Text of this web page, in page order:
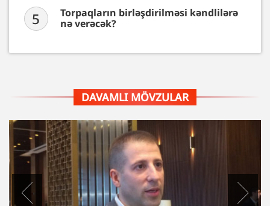
5
Torpaqların birləşdirilməsi kəndlilərə
nə verəcək?
DAVAMLI MÖVZULAR